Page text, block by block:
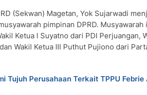
(Sekwan) Magetan, Yok Sujarwadi
pimpinan DPRD.
Ketua I Suyatno dari PDI Perjuangan,
Wakil Ketua III Puthut Pujiono dari
Tujuh Perusahaan Terkait TPPU